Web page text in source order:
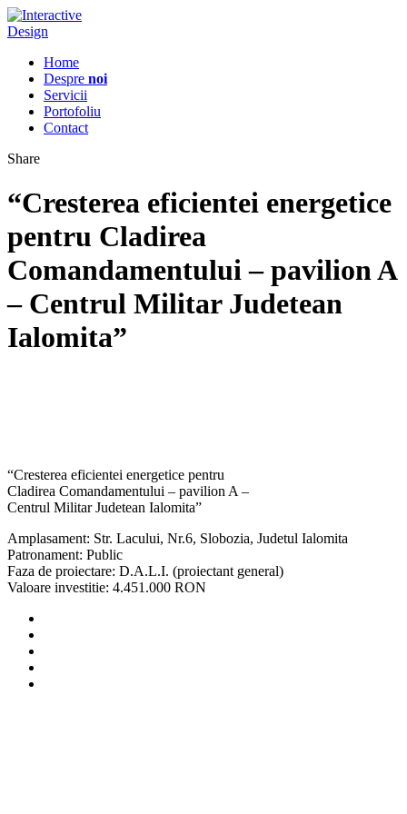
Home
Despre noi
Servicii
Portofoliu
Contact
Share
“Cresterea eficientei energetice
pentru Cladirea
Comandamentului – pavilion A
– Centrul Militar Judetean
Ialomita”
“Cresterea eficientei energetice pentru
Cladirea Comandamentului – pavilion A –
Centrul Militar Judetean Ialomita”
Amplasament: Str. Lacului, Nr.6, Slobozia, Judetul Ialomita
Patronament: Public
Faza de proiectare: D.A.L.I. (proiectant general)
Valoare investitie: 4.451.000 RON